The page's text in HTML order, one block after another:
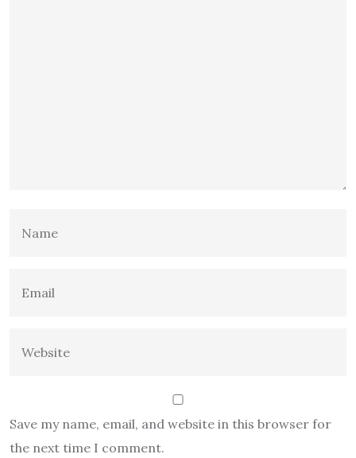
Save my name, email, and website in this browser for
the next time I comment.